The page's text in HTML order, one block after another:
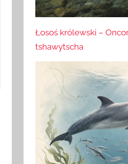
Łosoś królewski –
tshawytscha